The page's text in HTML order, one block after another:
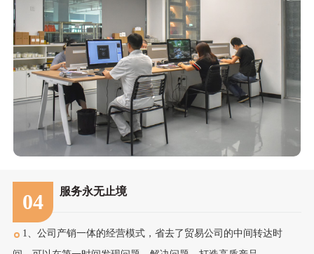
04 服务永无止境
1、公司产销一体的经营模式，省去了贸易公司的中间转达时